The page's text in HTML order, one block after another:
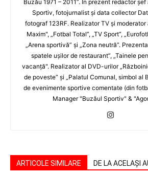
Buzău 1971 – 2011”. În prezent redactor
Sportiv, fotojurnalist şi data collector
fotograf 123RF. Realizator TV şi
Maxim", „Fotbal Total”, „TV Sport”,
„Arena sportivă” şi „Zona neutră”.
spatele uşilor de restaurant”, „Tainele
vacanţă". Realizator al DVD-urilor
de poveste” şi „Palatul Comunal, simbol al
de evenimente sportive comentate (din
Manager "Buzăul Sportiv" &
ARTICOLE SIMILARE DE LA ACELAȘI